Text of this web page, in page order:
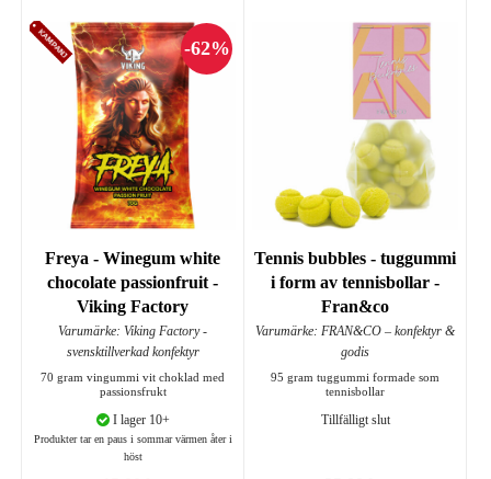
Freya - Winegum white
chocolate passionfruit -
Viking Factory
Varumärke: Viking Factory -
svensktillverkad konfektyr
70 gram vingummi vit choklad med
passionsfrukt
I lager 10+
Produkter tar en paus i sommar värmen åter i
höst
Tennis bubbles - tuggummi
i form av tennisbollar -
Fran&co
Varumärke: FRAN&CO – konfektyr &
godis
95 gram tuggummi formade som
tennisbollar
Tillfälligt slut